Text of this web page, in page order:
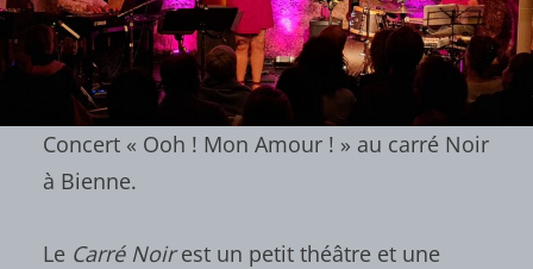
Concert « Ooh ! Mon Amour ! » au carré Noir
à Bienne.
Le Carré Noirest un petit théâtre et une